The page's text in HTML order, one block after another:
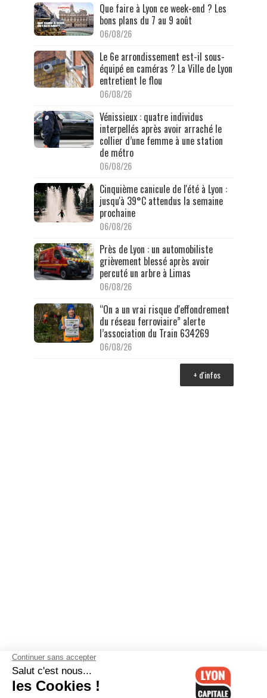
Que faire à Lyon ce week-end ? Les
bons plans du 7 au 9 août
06/08/26
Le 6e arrondissement est-il sous-
équipé en caméras ? La Ville de Lyon
entretient le flou
06/08/26
Vénissieux : quatre individus
interpellés après avoir arraché le
collier d’une femme à une station
de métro
06/08/26
Cinquième canicule de l'été à Lyon :
jusqu'à 39°C attendus la semaine
prochaine
06/08/26
Près de Lyon : un automobiliste
grièvement blessé après avoir
percuté un arbre à Limas
06/08/26
“On a un vrai risque d'effondrement
du réseau ferroviaire” alerte
l’association du Train 634269
06/08/26
+ d'infos